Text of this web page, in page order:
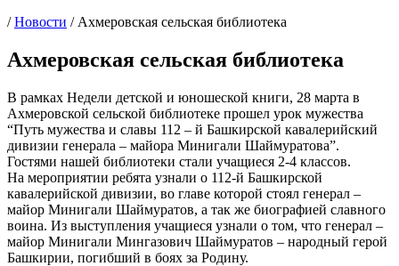
/Новости / Ахмеровская сельская библиотека
Ахмеровская сельская библиотека
В рамках Недели детской и юношеской книги, 28 марта в
Ахмеровской сельской библиотеке прошел урок мужества
“Путь мужества и славы 112 – й Башкирской кавалерийский
дивизии генерала – майора Минигали Шаймуратова”.
Гостями нашей библиотеки стали учащиеся 2-4 классов.
На мероприятии ребята узнали о 112-й Башкирской
кавалерийской дивизии, во главе которой стоял генерал –
майор Минигали Шаймуратов, а так же биографией славного
воина. Из выступления учащиеся узнали о том, что генерал –
майор Минигали Мингазович Шаймуратов – народный герой
Башкирии, погибший в боях за Родину.